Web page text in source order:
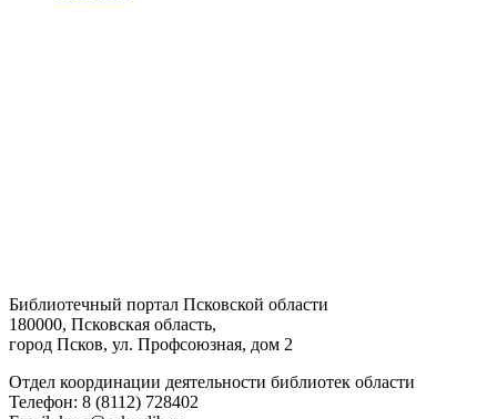
Библиотечный портал Псковской области
180000, Псковская область,
город Псков, ул. Профсоюзная, дом 2
Отдел координации деятельности библиотек области
Телефон: 8 (8112) 728402